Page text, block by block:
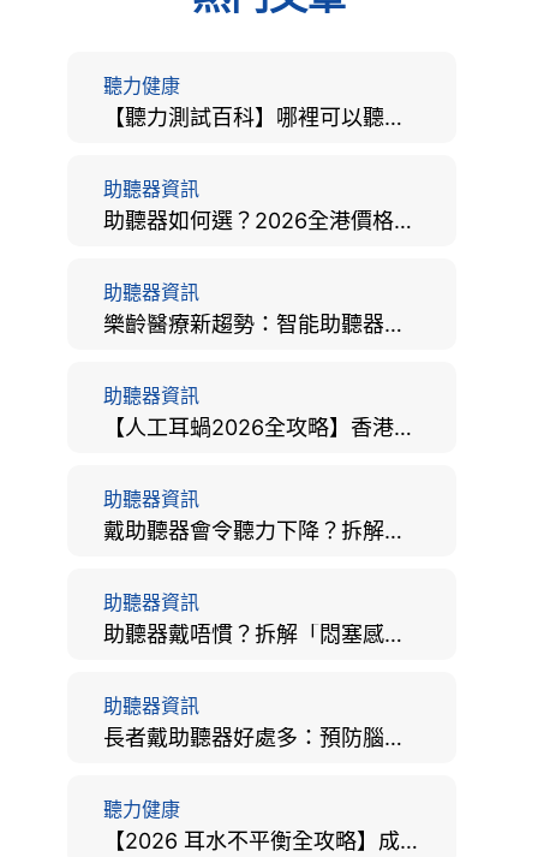
聽力健康
【聽力測試百科】哪裡可以聽力檢查？費用、標準、流程、在家聽力檢測與iPhone測試全攻略
助聽器資訊
助聽器如何選？2026全港價格比較、款式分析及老人選購全攻略
助聽器資訊
樂齡醫療新趨勢：智能助聽器結合 AI 眼底相機，如何全方位守護長者健康？
助聽器資訊
【人工耳蝸2026全攻略】香港手術費用、原理與副作用評估！
助聽器資訊
戴助聽器會令聽力下降？拆解越戴越聾迷思與聽覺剝奪真相
助聽器資訊
助聽器戴唔慣？拆解「悶塞感」成因、堵耳效應與 4 週適應期全攻略
助聽器資訊
長者戴助聽器好處多：預防腦退化、9大誤區破解及家屬陪伴全手冊
聽力健康
【2026 耳水不平衡全攻略】成因、病徵、治療及改善方法